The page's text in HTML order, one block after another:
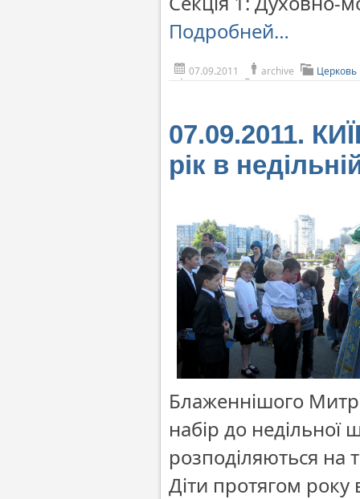
Подробней…
07.09.2011 archive
07.09.2011.
рік в
Блаженнішого
набір до недільної
розподіляються на
Діти протягом року